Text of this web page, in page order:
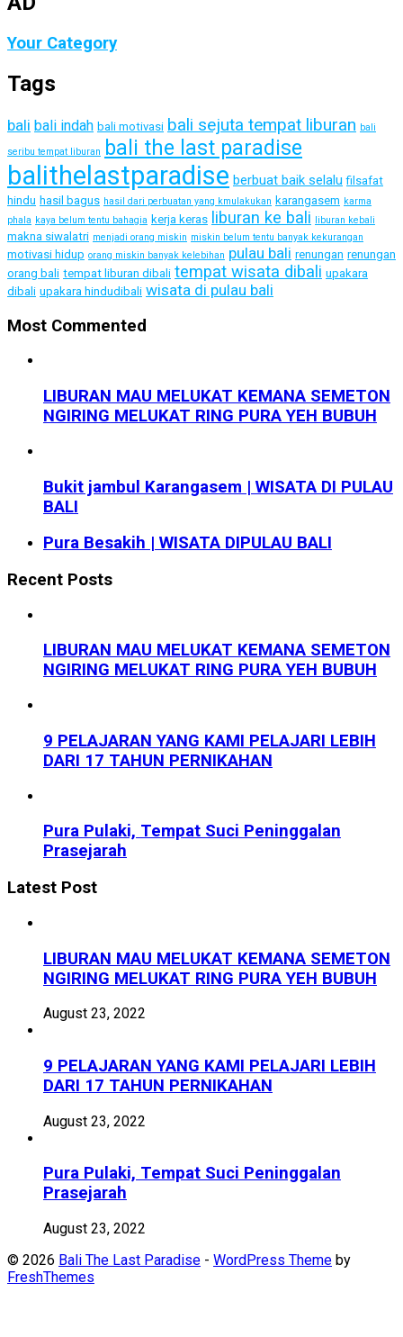
Your Category
Tags
bali bali indah bali motivasi bali sejuta tempat liburan bali
seribu tempat liburan bali the last paradise
balithelastparadise berbuat baik selalu filsafat
hindu hasil bagus hasil dari perbuatan yang kmulakukan karangasem karma
phala kaya belum tentu bahagia kerja keras liburan ke bali liburan kebali
makna siwalatri menjadi orang miskin miskin belum tentu banyak kekurangan
motivasi hidup orang miskin banyak kelebihan pulau bali renungan renungan
orang bali tempat liburan dibali tempat wisata dibali upakara
dibali upakara hindudibali wisata di pulau bali
Most Commented
LIBURAN MAU MELUKAT KEMANA SEMETON
NGIRING MELUKAT RING PURA YEH BUBUH
Bukit jambul Karangasem | WISATA DI PULAU
BALI
Pura Besakih | WISATA DIPULAU BALI
Recent Posts
LIBURAN MAU MELUKAT KEMANA SEMETON
NGIRING MELUKAT RING PURA YEH BUBUH
9 PELAJARAN YANG KAMI PELAJARI LEBIH
DARI 17 TAHUN PERNIKAHAN
Pura Pulaki, Tempat Suci Peninggalan
Prasejarah
Latest Post
LIBURAN MAU MELUKAT KEMANA SEMETON
NGIRING MELUKAT RING PURA YEH BUBUH
August 23, 2022
9 PELAJARAN YANG KAMI PELAJARI LEBIH
DARI 17 TAHUN PERNIKAHAN
August 23, 2022
Pura Pulaki, Tempat Suci Peninggalan
Prasejarah
August 23, 2022
© 2026 Bali The Last Paradise - WordPress Theme by
FreshThemes